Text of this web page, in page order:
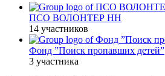
ПСО ВОЛОНТЕР НН
14 участников
Фонд ”Поиск пропавших детей”
3 участника